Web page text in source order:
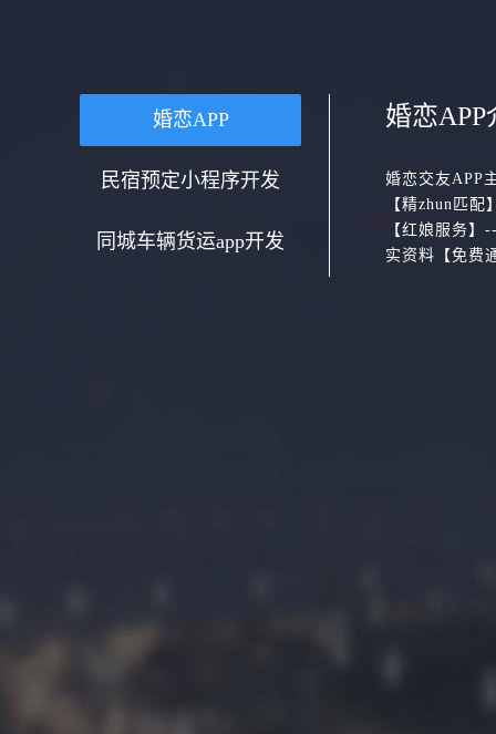
婚恋APP
民宿预定小程序开发
同城车辆货运app开发
婚恋APP
婚恋交友APP
【精zhun匹
【红娘服务
实资料【免费